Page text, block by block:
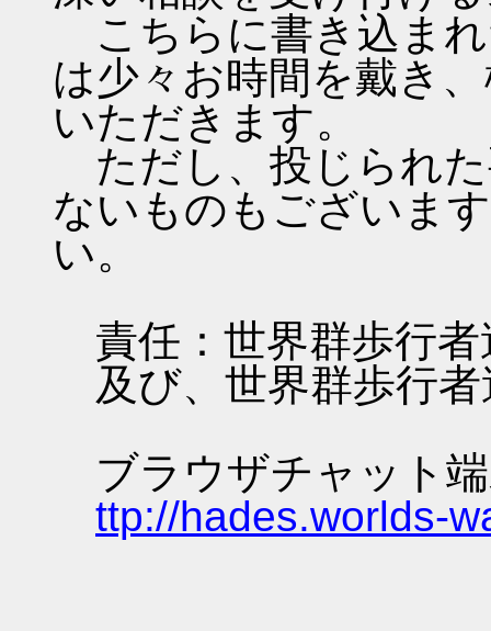
こちらに書き込ま
は少々お時間を戴き
いただきます。
ただし、投じられ
ないものもございま
い。
責任：世界群歩行
及び、世界群歩行
ブラウザチャット
ttp://hades.worlds-